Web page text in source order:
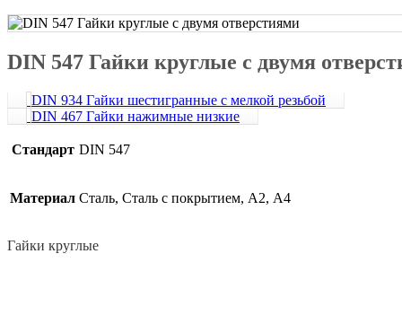
DIN 547 Гайки круглые с двумя
DIN 934 Гайки шестигранные с мелкой резьбой
DIN 467 Гайки нажимные низкие
Стандарт DIN 547
Материал Сталь, Сталь с покрытием, А2, А4
Гайки круглые